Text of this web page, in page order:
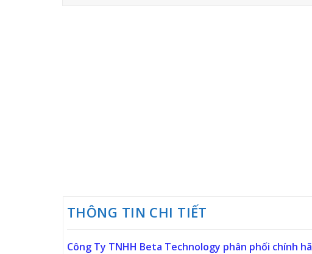
THÔNG TIN CHI TIẾT
Công Ty TNHH Beta Technology phân phối chính